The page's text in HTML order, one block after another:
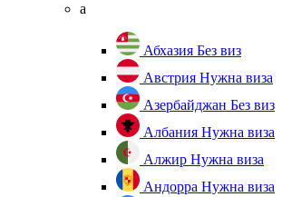
а
Абхазия Без виз
Австрия Нужна виза
Азербайджан Без виз
Албания Нужна виза
Алжир Нужна виза
Андорра Нужна виза